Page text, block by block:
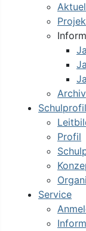
Archiv
Schulprofil
Profil
Service